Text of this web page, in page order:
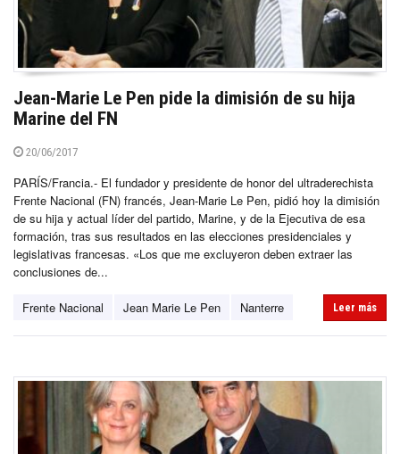
Jean-Marie Le Pen pide la dimisión de su hija
Marine del FN
20/06/2017
PARÍS/Francia.- El fundador y presidente de honor del ultraderechista
Frente Nacional (FN) francés, Jean-Marie Le Pen, pidió hoy la dimisión
de su hija y actual líder del partido, Marine, y de la Ejecutiva de esa
formación, tras sus resultados en las elecciones presidenciales y
legislativas francesas. «Los que me excluyeron deben extraer las
conclusiones de...
Frente Nacional Jean Marie Le Pen Nanterre Leer más